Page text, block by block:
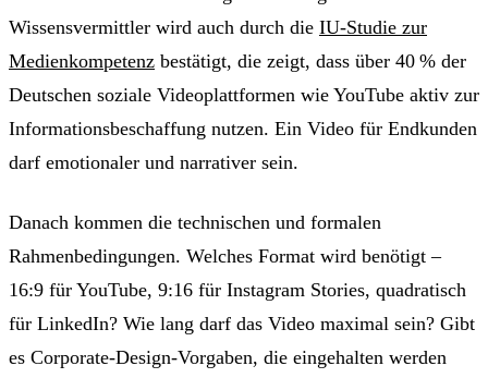
Wissensvermittler wird auch durch die IU-Studie zur
Medienkompetenz bestätigt, die zeigt, dass über 40 % der
Deutschen soziale Videoplattformen wie YouTube aktiv zur
Informationsbeschaffung nutzen. Ein Video für Endkunden
darf emotionaler und narrativer sein.
Danach kommen die technischen und formalen
Rahmenbedingungen. Welches Format wird benötigt –
16:9 für YouTube, 9:16 für Instagram Stories, quadratisch
für LinkedIn? Wie lang darf das Video maximal sein? Gibt
es Corporate-Design-Vorgaben, die eingehalten werden